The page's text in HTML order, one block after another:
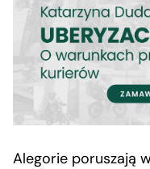
Alegorie poruszają